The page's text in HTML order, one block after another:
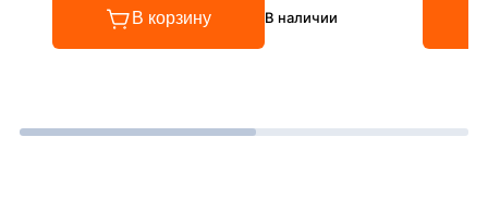
В корзину В наличии